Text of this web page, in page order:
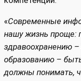
«Современные
нашу жизнь проще:
здравоохранению
образованию –
должны понимать,